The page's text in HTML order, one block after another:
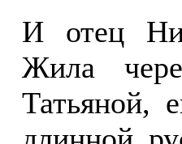
И отец
Жила
Татьяной,